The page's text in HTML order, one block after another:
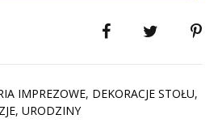
IMPREZOWE, DEKORACJE STOŁU,
, URODZINY